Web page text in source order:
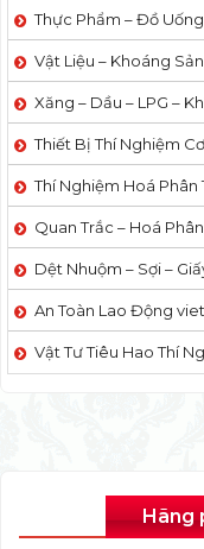
Thực Phẩm – Đồ Uống
Vật Liệu – Khoáng
Xăng – Dầu – LPG –
Thiết Bị Thí Nghiệm
Thí Nghiệm Hoá Phân
Quan Trắc – Hoá
Dệt Nhuộm – Sợi –
An Toàn Lao Động
Vật Tư Tiêu Hao Thí
Hãng